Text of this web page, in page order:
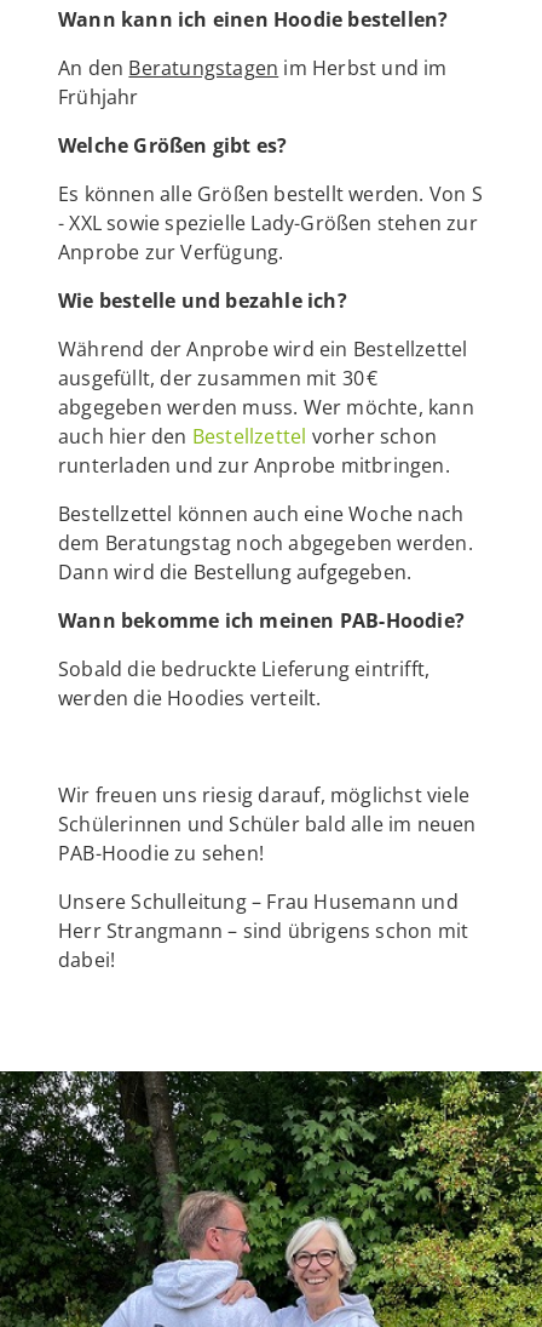
Wann kann ich einen Hoodie bestellen?
An den Beratungstagen im Herbst und im
Frühjahr
Welche Größen gibt es?
Es können alle Größen bestellt werden. Von S
- XXL sowie spezielle Lady-Größen stehen zur
Anprobe zur Verfügung.
Wie bestelle und bezahle ich?
Während der Anprobe wird ein Bestellzettel
ausgefüllt, der zusammen mit 30 €
abgegeben werden muss. Wer möchte, kann
auch hier den Bestellzettel vorher schon
runterladen und zur Anprobe mitbringen.
Bestellzettel können auch eine Woche nach
dem Beratungstag noch abgegeben werden.
Dann wird die Bestellung aufgegeben.
Wann bekomme ich meinen PAB-Hoodie?
Sobald die bedruckte Lieferung eintrifft,
werden die Hoodies verteilt.
Wir freuen uns riesig darauf, möglichst viele
Schülerinnen und Schüler bald alle im neuen
PAB-Hoodie zu sehen!
Unsere Schulleitung – Frau Husemann und
Herr Strangmann – sind übrigens schon mit
dabei!